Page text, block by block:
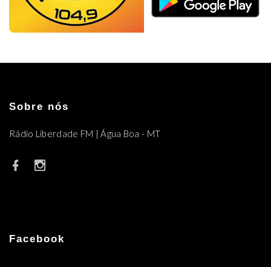
Sobre nós
Rádio Liberdade FM | Água Boa - MT
Facebook